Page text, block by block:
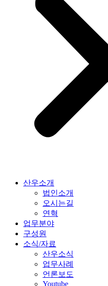
산우소개
법인소개
오시는길
연혁
업무분야
구성원
소식/자료
산우소식
업무사례
언론보도
Youtube